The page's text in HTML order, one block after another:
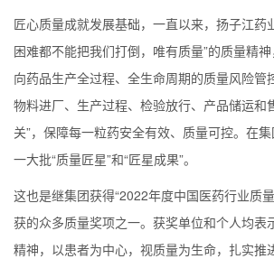
匠心质量成就发展基础，一直以来，扬子江药
困难都不能把我们打倒，唯有质量”的质量精
向药品生产全过程、全生命周期的质量风险管
物料进厂、生产过程、检验放行、产品储运和
关”，保障每一粒药安全有效、质量可控。在
一大批“质量匠星”和“匠星成果”。
这也是继集团获得“2022年度中国医药行业质
获的众多质量奖项之一。获奖单位和个人均表
精神，以患者为中心，视质量为生命，扎实推